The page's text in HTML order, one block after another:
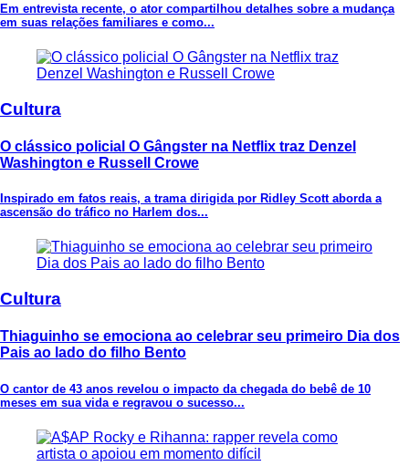
Em entrevista recente, o ator compartilhou detalhes sobre a mudança
em suas relações familiares e como...
Cultura
O clássico policial O Gângster na Netflix traz Denzel
Washington e Russell Crowe
Inspirado em fatos reais, a trama dirigida por Ridley Scott aborda a
ascensão do tráfico no Harlem dos...
Cultura
Thiaguinho se emociona ao celebrar seu primeiro Dia dos
Pais ao lado do filho Bento
O cantor de 43 anos revelou o impacto da chegada do bebê de 10
meses em sua vida e regravou o sucesso...